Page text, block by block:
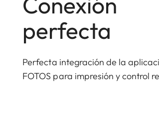
perfecta
Perfecta integración de la
FOTOS para impresión y control